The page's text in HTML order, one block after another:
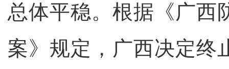
总体平稳。根据《广西
案》规定，广西决定终